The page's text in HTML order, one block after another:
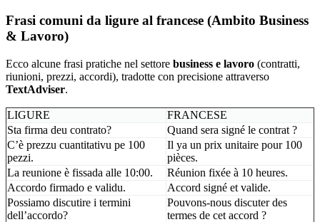
Frasi comuni da ligure al francese (Ambito Business
& Lavoro)
Ecco alcune frasi pratiche nel settore business e lavoro (contratti,
riunioni, prezzi, accordi), tradotte con precisione attraverso
TextAdviser.
LIGURE
FRANCESE
Sta firma deu contrato?
Quand sera signé le contrat ?
C’è prezzu cuantitativu pe 100
pezzi.
Il ya un prix unitaire pour 100
pièces.
La reunione è fissada alle 10:00.
Réunion fixée à 10 heures.
Accordo firmado e validu.
Accord signé et valide.
Possiamo discutire i termini
dell’accordo?
Pouvons-nous discuter des
termes de cet accord ?